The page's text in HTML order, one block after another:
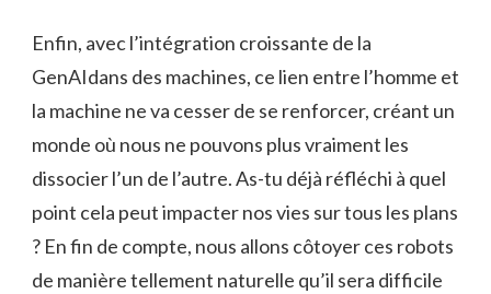
Enfin, avec l’intégration croissante de la
GenAIdans des machines, ce lien entre l’homme et
la machine ne va cesser de se renforcer, créant un
monde où nous ne pouvons plus vraiment les
dissocier l’un de l’autre. As-tu déjà réfléchi à quel
point cela peut impacter nos vies sur tous les plans
? En fin de compte, nous allons côtoyer ces robots
de manière tellement naturelle qu’il sera difficile